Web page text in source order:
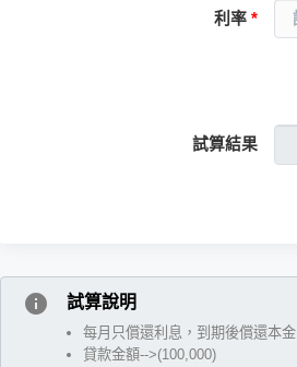
利率*
試算結果
info 試算說明
每月只償還利息，到期後償還本金
貸款金額-->(100,000)